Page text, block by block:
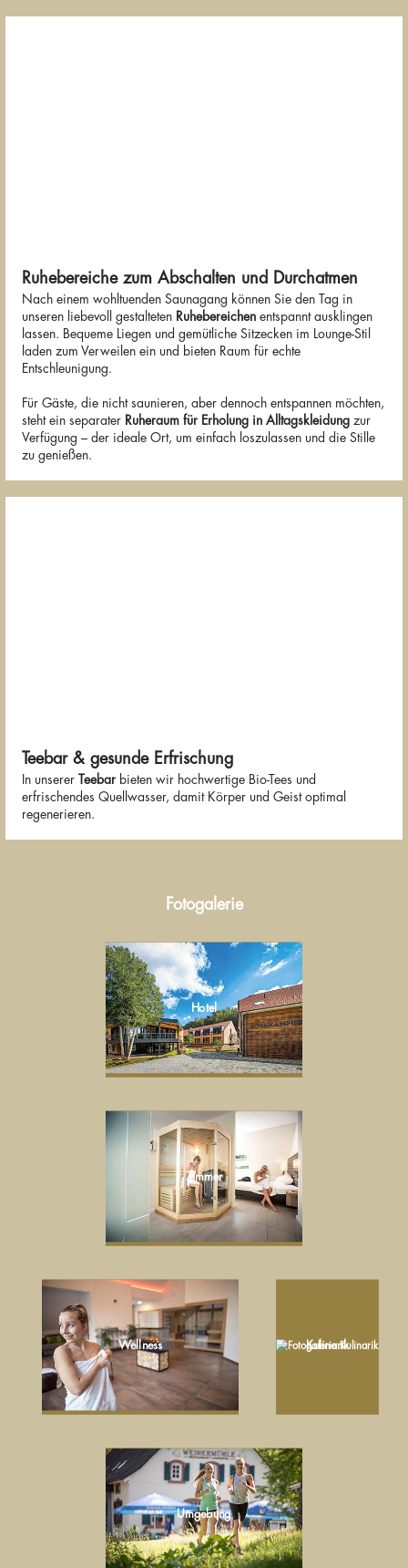
Ruhebereiche zum Abschalten und Durchatmen
Nach einem wohltuenden Saunagang können Sie den Tag in
unseren liebevoll gestalteten Ruhebereichen entspannt ausklingen
lassen. Bequeme Liegen und gemütliche Sitzecken im Lounge-Stil
laden zum Verweilen ein und bieten Raum für echte
Entschleunigung.
Für Gäste, die nicht saunieren, aber dennoch entspannen möchten,
steht ein separater Ruheraum für Erholung in Alltagskleidung zur
Verfügung – der ideale Ort, um einfach loszulassen und die Stille
zu genießen.
Teebar & gesunde Erfrischung
In unserer Teebar bieten wir hochwertige Bio-Tees und
erfrischendes Quellwasser, damit Körper und Geist optimal
regenerieren.
Fotogalerie
Hotel
Zimmer
Wellness Kulinarik
Umgebung